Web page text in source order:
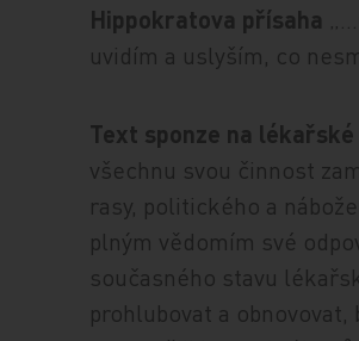
Hippokratova přísaha
uvidím a uslyším, co
Text sponze na
všechnu svou činnost
rasy, politického a
plným vědomím své
současného stavu
prohlubovat a